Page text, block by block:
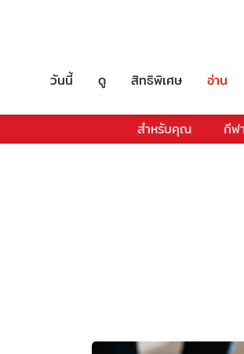
วันนี้ ดู สิทธิพิเศษ อ่าน
สำหรับคุณ กีฬา